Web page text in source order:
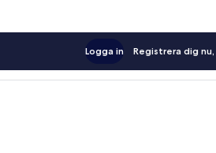
Logga in Registrera dig